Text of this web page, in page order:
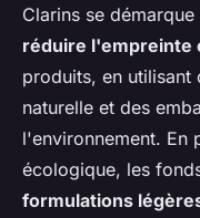
Clarins se
réduire l'empreinte
produits, en
naturelle et des
l'environnement. En
écologique, les
formulations